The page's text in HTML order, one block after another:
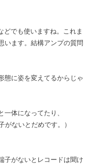
どでも使いますね。これま
います。結構アンプの質問
態に姿を変えてるからじゃ
体になってたり、
がないとだめです。）
子がないとレコードは聞け